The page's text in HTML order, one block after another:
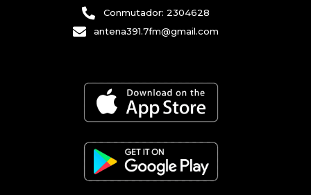
Conmutador: 2304628
antena391.7fm@gmail.com